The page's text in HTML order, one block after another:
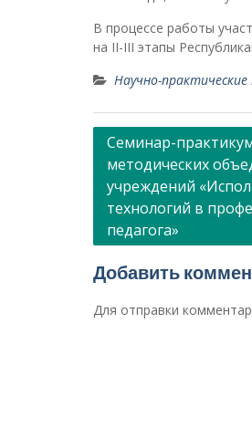
В процессе работы
на II-III этапы
Научно-
Навигация
по
записям
Семинар-
методических
учреждений
технологий в
педагога»
Добавить
Для отправки